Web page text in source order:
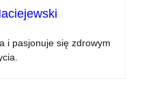
i pasjonuje się zdrowym